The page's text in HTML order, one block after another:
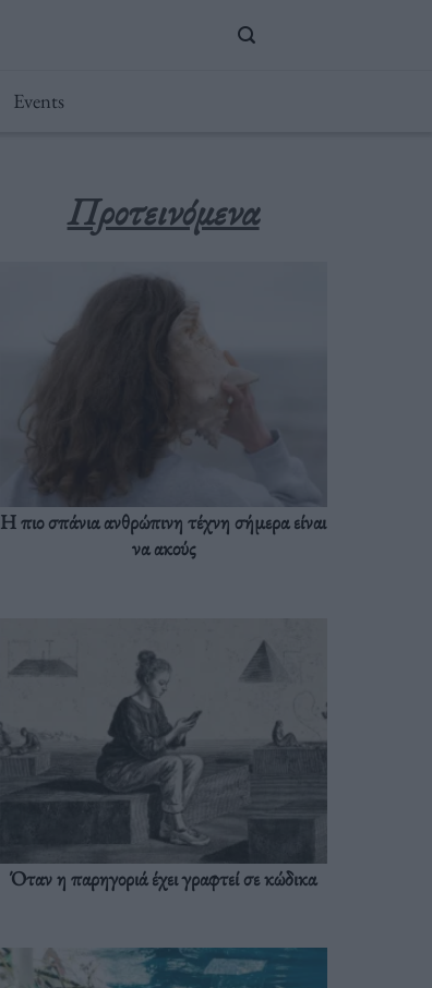
Events
Προτεινόμενα
Η πιο σπάνια ανθρώπινη τέχνη σήμερα είναι
να ακούς
Όταν η παρηγοριά έχει γραφτεί σε κώδικα